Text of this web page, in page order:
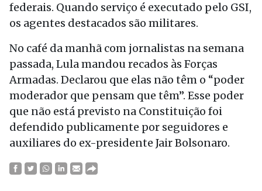
federais. Quando serviço é executado pelo GSI,
os agentes destacados são militares.
No café da manhã com jornalistas na semana
passada, Lula mandou recados às Forças
Armadas. Declarou que elas não têm o “poder
moderador que pensam que têm”. Esse poder
que não está previsto na Constituição foi
defendido publicamente por seguidores e
auxiliares do ex-presidente Jair Bolsonaro.